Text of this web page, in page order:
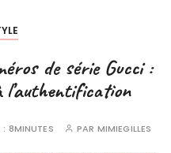
de série Gucci :
: 8MINUTES PAR MIMIEGILLES